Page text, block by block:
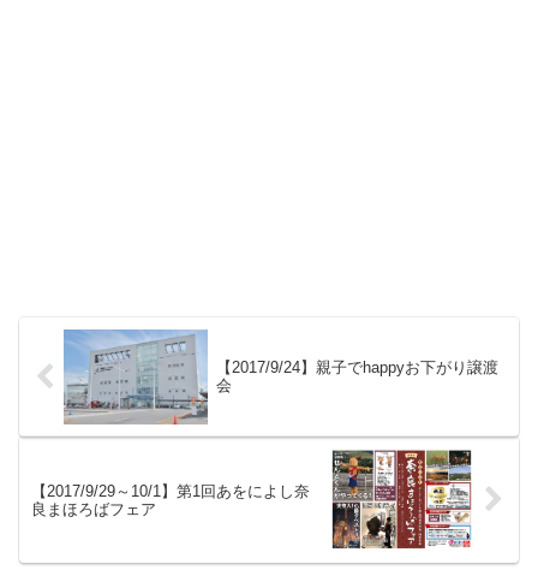
【2017/9/24】親子でhappyお下がり譲渡
会
【2017/9/29～10/1】第1回あをによし奈
良まほろばフェア